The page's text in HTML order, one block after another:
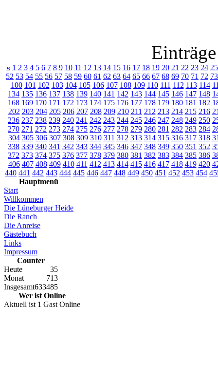
« 1 2 3 4 5 6 7 8 9 10 11 12 13 14 15 16 17 18 19 20 21 22 23 24 25
52 53 54 55 56 57 58 59 60 61 62 63 64 65 66 67 68 69 70 71 72 73
100 101 102 103 104 105 106 107 108 109 110 111 112 113 114
134 135 136 137 138 139 140 141 142 143 144 145 146 147 148
168 169 170 171 172 173 174 175 176 177 178 179 180 181 182
202 203 204 205 206 207 208 209 210 211 212 213 214 215 216
236 237 238 239 240 241 242 243 244 245 246 247 248 249 250
270 271 272 273 274 275 276 277 278 279 280 281 282 283 284
304 305 306 307 308 309 310 311 312 313 314 315 316 317 318
338 339 340 341 342 343 344 345 346 347 348 349 350 351 352
372 373 374 375 376 377 378 379 380 381 382 383 384 385 386
406 407 408 409 410 411 412 413 414 415 416 417 418 419 420
440 441 442 443 444 445 446 447 448 449 450 451 452 453 454
Hauptmenü
Start
Willkommen
Die Lüneburger Heide
Die Ranch
Die Anreise
Gästebuch
Links
Impressum
Counter
Heute
35
Monat
713
Insgesamt633485
Wer ist Online
Aktuell ist 1 Gast Online